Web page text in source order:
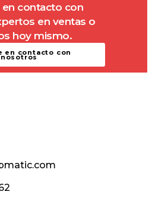
en contacto con
en ventas o
hoy mismo.
en contacto con
nosotros